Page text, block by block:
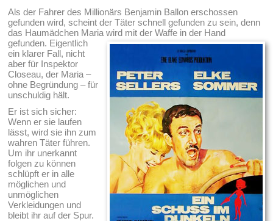
Als der Fahrer des Millionärs Benjamin Ballon erschossen
gefunden wird, scheint der Täter schnell gefunden zu sein, denn
das Haumädchen Maria wird mit der Waffe in der Hand
gefunden. Eigentlich
ein klarer Fall, nicht
aber für Inspektor
Closeau, der Maria –
ohne Begründung – für
unschuldig hält.
Er ist sich sicher:
Wenn er sie laufen
lässt, wird sie ihn zum
wahren Täter führen.
Um ihr unerkannt
folgen zu können
schlüpft er in alle
möglichen und
unmöglichen
Verkleidungen und
bleibt ihr auf der Spur.